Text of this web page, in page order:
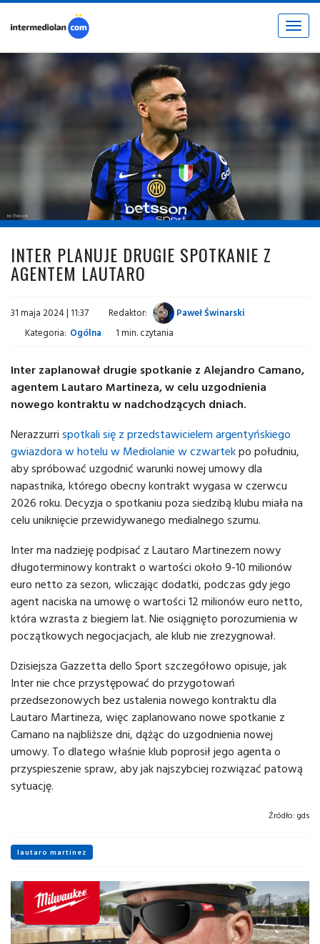
Toggle
fot. © inter.it
INTER PLANUJE DRUGIE SPOTKANIE Z
AGENTEM LAUTARO
31 maja 2024 | 11:37 Redaktor:
Paweł Świnarski
Kategoria: Ogólna 1 min. czytania
Inter zaplanował drugie spotkanie z Alejandro Camano,
agentem Lautaro Martineza, w celu uzgodnienia
nowego kontraktu w nadchodzących dniach.
Nerazzurri spotkali się z przedstawicielem argentyńskiego
gwiazdora w hotelu w Mediolanie w czwartekpo południu,
aby spróbować uzgodnić warunki nowej umowy dla
napastnika, którego obecny kontrakt wygasa w czerwcu
2026 roku. Decyzja o spotkaniu poza siedzibą klubu miała na
celu uniknięcie przewidywanego medialnego szumu.
Inter ma nadzieję podpisać z Lautaro Martinezem nowy
długoterminowy kontrakt o wartości około 9-10 milionów
euro netto za sezon, wliczając dodatki, podczas gdy jego
agent naciska na umowę o wartości 12 milionów euro netto,
która wzrasta z biegiem lat. Nie osiągnięto porozumienia w
początkowych negocjacjach, ale klub nie zrezygnował.
Dzisiejsza Gazzetta dello Sport szczegółowo opisuje, jak
Inter nie chce przystępować do przygotowań
przedsezonowych bez ustalenia nowego kontraktu dla
Lautaro Martineza, więc zaplanowano nowe spotkanie z
Camano na najbliższe dni, dążąc do uzgodnienia nowej
umowy. To dlatego właśnie klub poprosił jego agenta o
przyspieszenie spraw, aby jak najszybciej rozwiązać patową
sytuację.
Źródło: gds
lautaro martinez